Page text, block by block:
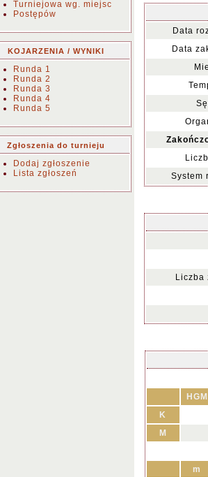
Turniejowa wg. miejsc
Postępów
KOJARZENIA / WYNIKI
Runda 1
Runda 2
Runda 3
Runda 4
Runda 5
Zgłoszenia do turnieju
Dodaj zgłoszenie
Lista zgłoszeń
Data
Data
System
Liczba
HGM
K
M
m